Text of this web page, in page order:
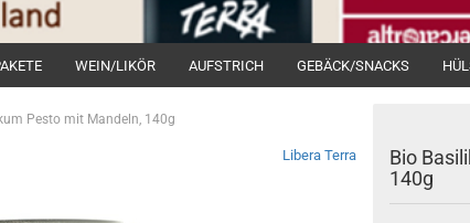
WEIN/LIKÖR AUFSTRICH GEBÄCK/SNACKS
Pesto mit Mandeln, 140g
Libera Terra
Bio
140g